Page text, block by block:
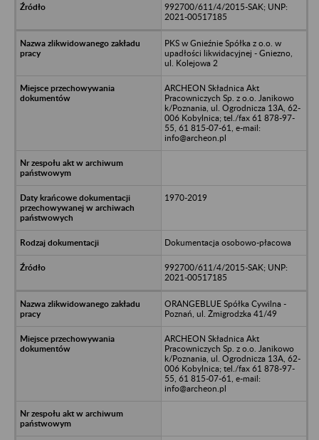
992700/611/4/2015-SAK; UNP:
2021-00517185
PKS w Gnieźnie Spółka z o.o. w
upadłości likwidacyjnej - Gniezno,
ul. Kolejowa 2
ARCHEON Składnica Akt
Pracowniczych Sp. z o.o. Janikowo
k/Poznania, ul. Ogrodnicza 13A, 62-
006 Kobylnica; tel./fax 61 878-97-
55, 61 815-07-61, e-mail:
info@archeon.pl
1970-2019
Dokumentacja osobowo-płacowa
992700/611/4/2015-SAK; UNP:
2021-00517185
ORANGEBLUE Spółka Cywilna -
Poznań, ul. Żmigrodzka 41/49
ARCHEON Składnica Akt
Pracowniczych Sp. z o.o. Janikowo
k/Poznania, ul. Ogrodnicza 13A, 62-
006 Kobylnica; tel./fax 61 878-97-
55, 61 815-07-61, e-mail:
info@archeon.pl